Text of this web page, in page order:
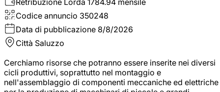
Codice annuncio 350248
Data di pubblicazione 8/8/2026
Città Saluzzo
Cerchiamo risorse che potranno essere inserite nei diversi
cicli produttivi, soprattutto nel montaggio e
nell'assemblaggio di componenti meccaniche ed elettriche